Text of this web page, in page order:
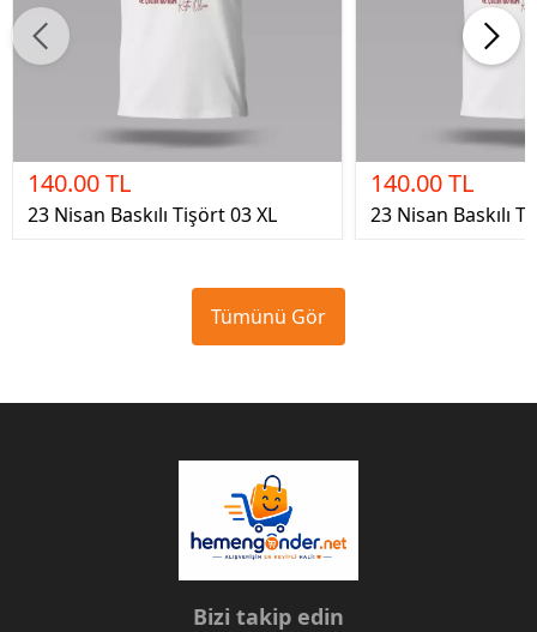
140.00 TL
23 Nisan Baskılı Tişört 03 XL
140.00 TL
23 Nisan Baskılı
Tümünü Gör
Bizi takip edin